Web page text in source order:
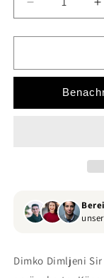
Decrease
quantity
for
sir
Dimko Dimljeni Sir